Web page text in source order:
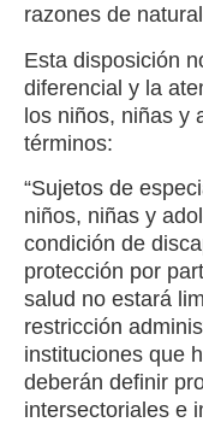
razones de
Esta disposición
diferencial y la
los niños, niñas y
términos:
“Sujetos de
niños, niñas y
condición de
protección por
salud no estará
restricción
instituciones que
deberán definir
intersectoriales e